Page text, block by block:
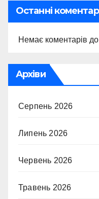
Останні
Немає коментарів до
Архіви
Серпень 2026
Липень 2026
Червень 2026
Травень 2026